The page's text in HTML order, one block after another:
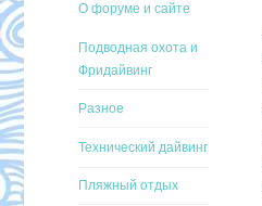
О форуме и сайте
Подводная охота и
Фридайвинг
Разное
Технический дайвинг
Пляжный отдых